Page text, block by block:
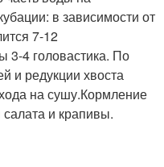
в зависимости от
7-12
3-4 головастика. По
и редукции хвоста
на сушу.Кормление
и крапивы.